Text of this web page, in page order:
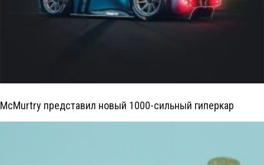
McMurtry представил новый 1000-сильный гиперкар